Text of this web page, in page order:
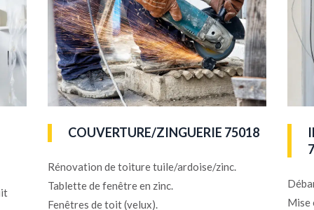
COUVERTURE/ZINGUERIE 75018
Rénovation de toiture tuile/ardoise/zinc.
Tablette de fenêtre en zinc.
Fenêtres de toit (velux).
Mise